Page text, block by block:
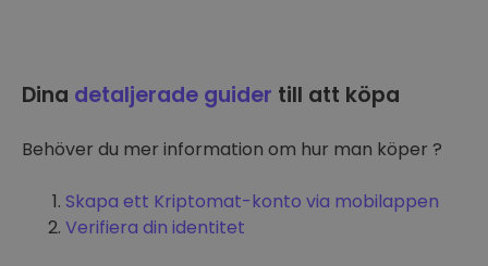
Dina detaljerade guider till att köpa
Behöver du mer information om hur man köper ?
Skapa ett Kriptomat-konto via mobilappen
Verifiera din identitet